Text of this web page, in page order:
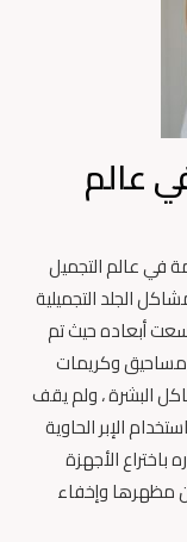
عالم
في عالم التجميل
الجلد التجميلية
أبعاده حيث تم
مساحيق وكريمات
البشرة ، ولم يقف
الإبر الحاوية
الأجهزة
مظهرها وإخفاء